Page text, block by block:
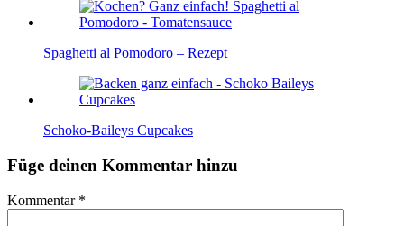
Spaghetti al Pomodoro – Rezept
Schoko-Baileys Cupcakes
Füge deinen Kommentar hinzu
Kommentar *